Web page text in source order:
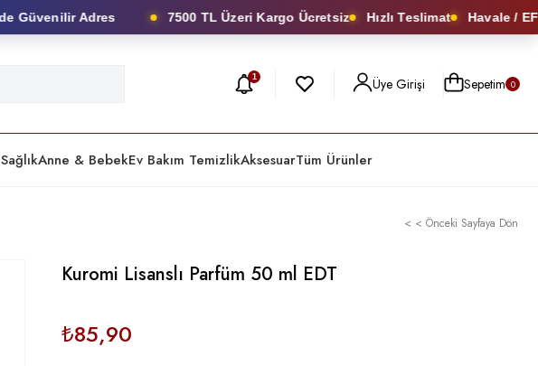
Adres 7500 TL Üzeri Kargo Ücretsiz Hızlı Teslimat Havale /
1 Üye Girişi Sepetim 0
Anne & BebekEv Bakım TemizlikAksesuarTüm Ürünler
< < Önceki Sayfaya Dön
Kuromi Lisanslı Parfüm 50 ml EDT
₺85,90